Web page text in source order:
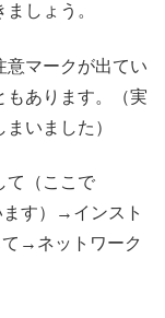
しょう。
意マークが出てい
もあります。（実
いました）
て（ここで
す）→インスト
→ネットワーク